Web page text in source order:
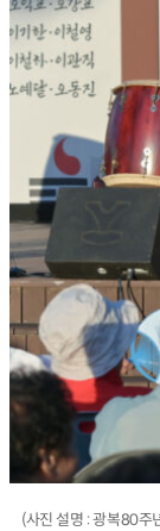
(사진 설명 : 광복80주